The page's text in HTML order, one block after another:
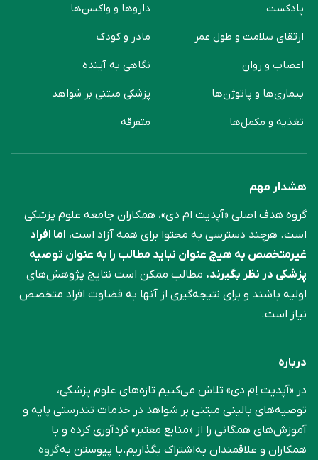
پادکست
ارتقای سلامت و طول عمر
اعصاب و روان
بیماری‌ها و پاتوژن‌ها
تغذیه و مکمل‌ها
دارو‌ها و واکسن‌ها
مادر و کودک
نگاهی به آینده
پزشکی مبتنی بر شواهد
متفرقه
هشدار مهم
گروه هدف اصلی «آپدیت ام دی»، همکاران جامعه علوم ‌پزشکی
است. هرچند دسترسی به محتوا برای همه آزاد است، اما افراد
غیرمتخصص به هیچ عنوان نباید مطالب را به عنوان توصیه
پزشکی در نظر بگیرند. مطالب ممکن است نتایج پژوهش‌های
اولیه باشند و برای نتیجه‌گیری از آنها به قضاوت افراد متخصص
نیاز است.
درباره
در «آپدیت اِم دی» تلاش می‌کنیم تازه‌های علوم پزشکی،
توصیه‌های بالینی مبتنی بر شواهد در خدمات تندرستی پایه و
آموزش‌های همگانی را از «منابع معتبر» گردآوری کرده و با
همکاران و علاقمندان به‌اشتراک بگذاریم.با پیوستن بهگروه